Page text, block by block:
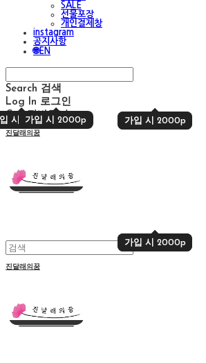
SALE
선물포장
개인결제창
instagram
공지사항
🌐EN
Search 검색
Log In
시 2000p
로그인
가입 시 2000p 가입 시 2000p
가입 시 2000p
Cart장바구니
진달래의꿈
가입 시 2000p
가입 시 2000p
진달래의꿈